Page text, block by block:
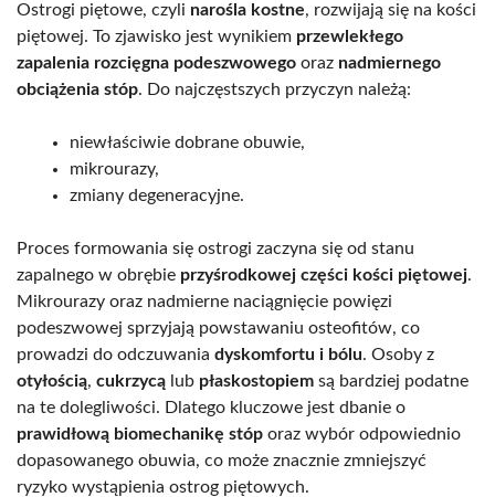
Ostrogi piętowe, czyli narośla kostne, rozwijają się na kości
piętowej. To zjawisko jest wynikiem przewlekłego
zapalenia rozcięgna podeszwowego oraz nadmiernego
obciążenia stóp. Do najczęstszych przyczyn należą:
niewłaściwie dobrane obuwie,
mikrourazy,
zmiany degeneracyjne.
Proces formowania się ostrogi zaczyna się od stanu
zapalnego w obrębie przyśrodkowej części kości piętowej.
Mikrourazy oraz nadmierne naciągnięcie powięzi
podeszwowej sprzyjają powstawaniu osteofitów, co
prowadzi do odczuwania dyskomfortu i bólu. Osoby z
otyłością, cukrzycą lub płaskostopiem są bardziej podatne
na te dolegliwości. Dlatego kluczowe jest dbanie o
prawidłową biomechanikę stóp oraz wybór odpowiednio
dopasowanego obuwia, co może znacznie zmniejszyć
ryzyko wystąpienia ostrog piętowych.